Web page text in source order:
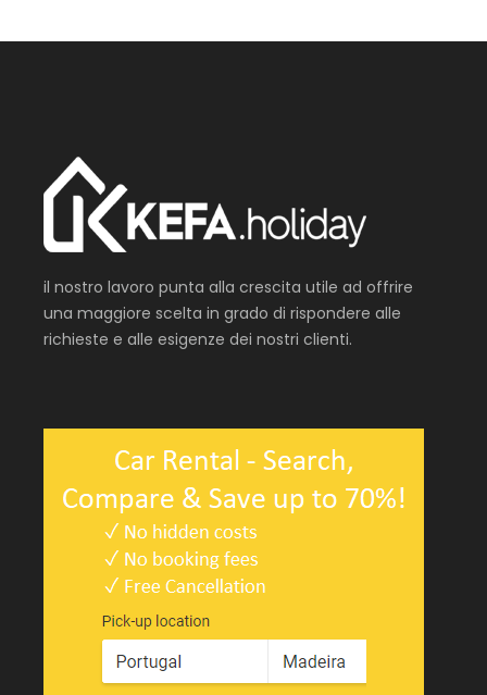
il nostro lavoro punta alla crescita utile ad offrire
una maggiore scelta in grado di rispondere alle
richieste e alle esigenze dei nostri clienti.